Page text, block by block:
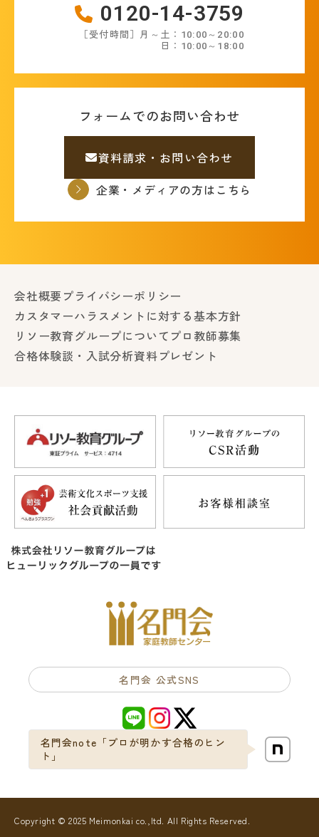
0120-14-3759
［受付時間］月～土：10:00～20:00
日：10:00～18:00
フォームでのお問い合わせ
資料請求・お問い合わせ
企業・メディアの方はこちら
会社概要プライバシーポリシー
カスタマーハラスメントに対する基本方針
リソー教育グループについて プロ教師募集
合格体験談・入試分析資料プレゼント
名門会 公式SNS
名門会note「プロが明かす合格のヒン
ト」
Copyright © 2025 Meimonkai co.,ltd. All Rights Reserved.